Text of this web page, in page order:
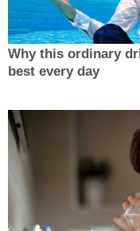
Why this ordinary
best every day